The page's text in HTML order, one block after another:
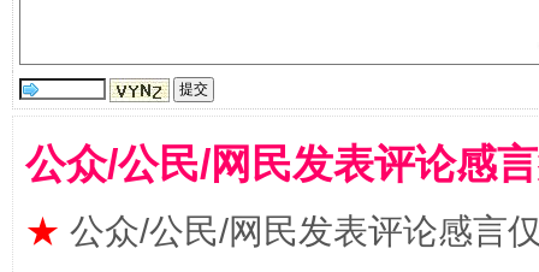
国家大学科技园优化重塑工作
公众/公民/网民发表评论感
★ 公众/公民/网民发表评论感言